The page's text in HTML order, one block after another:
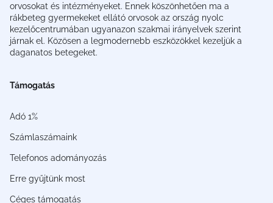
orvosokat és intézményeket. Ennek köszönhetően ma a
rákbeteg gyermekeket ellátó orvosok az ország nyolc
kezelőcentrumában ugyanazon szakmai irányelvek szerint
járnak el. Közösen a legmodernebb eszközökkel kezeljük a
daganatos betegeket.
Támogatás
Adó 1%
Számlaszámaink
Telefonos adományozás
Erre gyűjtünk most
Céges támogatás